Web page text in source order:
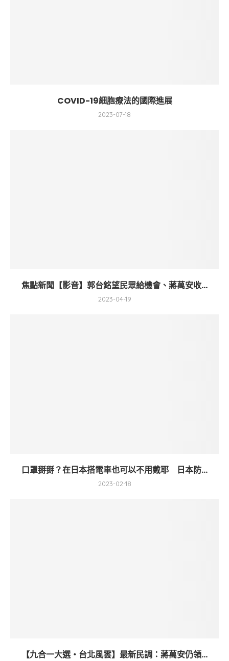
COVID-19細胞療法的國際進展
2023-07-18
焦點新聞【影音】郭台銘望民眾給機會、蔣萬安收...
2023-04-19
口罩掰掰？在日本搭電車也可以不用戴耶 日本防...
2023-02-18
【九合一大選・台北風雲】最新民調：蔣萬安仍領...